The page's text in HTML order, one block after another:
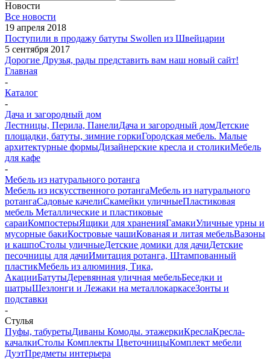
Новости
Все новости
19 апреля 2018
Поступили в продажу батуты Swollen из Швейцарии
5 сентября 2017
Дорогие Друзья, рады представить вам наш новый сайт!
Главная
-
Каталог
-
Дача и загородный дом
Лестницы, Перила, ПанелиДача и загородный домДетские
площадки, батуты, зимние горкиГородская мебель. Малые
архитектурные формыДизайнерские кресла и столикиМебель
для кафе
-
Мебель из натурального ротанга
Мебель из искусственного ротангаМебель из натурального
ротангаСадовые качелиСкамейки уличныеПластиковая
мебель Металлические и пластиковые
сараиКомпостерыЯщики для храненияГамакиУличные урны и
мусорные бакиКостровые чашиКованая и литая мебельВазоны
и кашпоСтолы уличныеДетские домики для дачиДетские
песочницы для дачиИмитация ротанга, Штампованный
пластикМебель из алюминия, Тика,
АкацииБатутыДеревянная уличная мебельБеседки и
шатрыШезлонги и Лежаки на металлокаркасеЗонты и
подставки
-
Стулья
Пуфы, табуретыДиваны Комоды. этажеркиКреслаКресла-
качалкиСтолы Комплекты ЦветочницыКомплект мебели
ДуэтПредметы интерьера